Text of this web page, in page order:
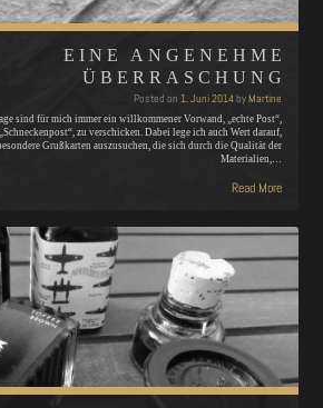
EINE ANGENEHME
ÜBERRASCHUNG
Posted on 1. Juni 2014byMartine
sind für mich immer ein willkommener Vorwand, „echte Post“,
zu verschicken. Dabei lege ich auch Wert darauf,
Grußkarten auszusuchen, die sich durch die Qualität der
Materialien,…
Read More